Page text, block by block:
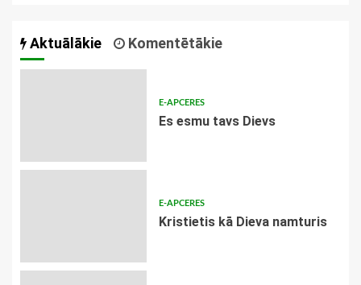
Aktuālākie Komentētākie
E-APCERES
Es esmu tavs Dievs
E-APCERES
Kristietis kā Dieva namturis